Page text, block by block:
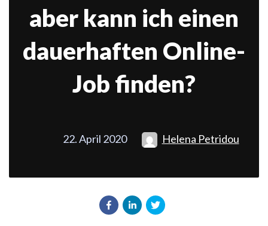
aber kann ich einen
dauerhaften Online-
Job finden?
22. April 2020 Helena Petridou